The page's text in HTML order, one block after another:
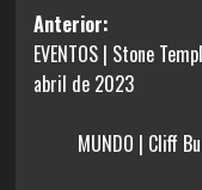
Navegación
de
entradas
Anterior:
EVENTOS | Stone
abril de 2023
MUNDO | Cliff